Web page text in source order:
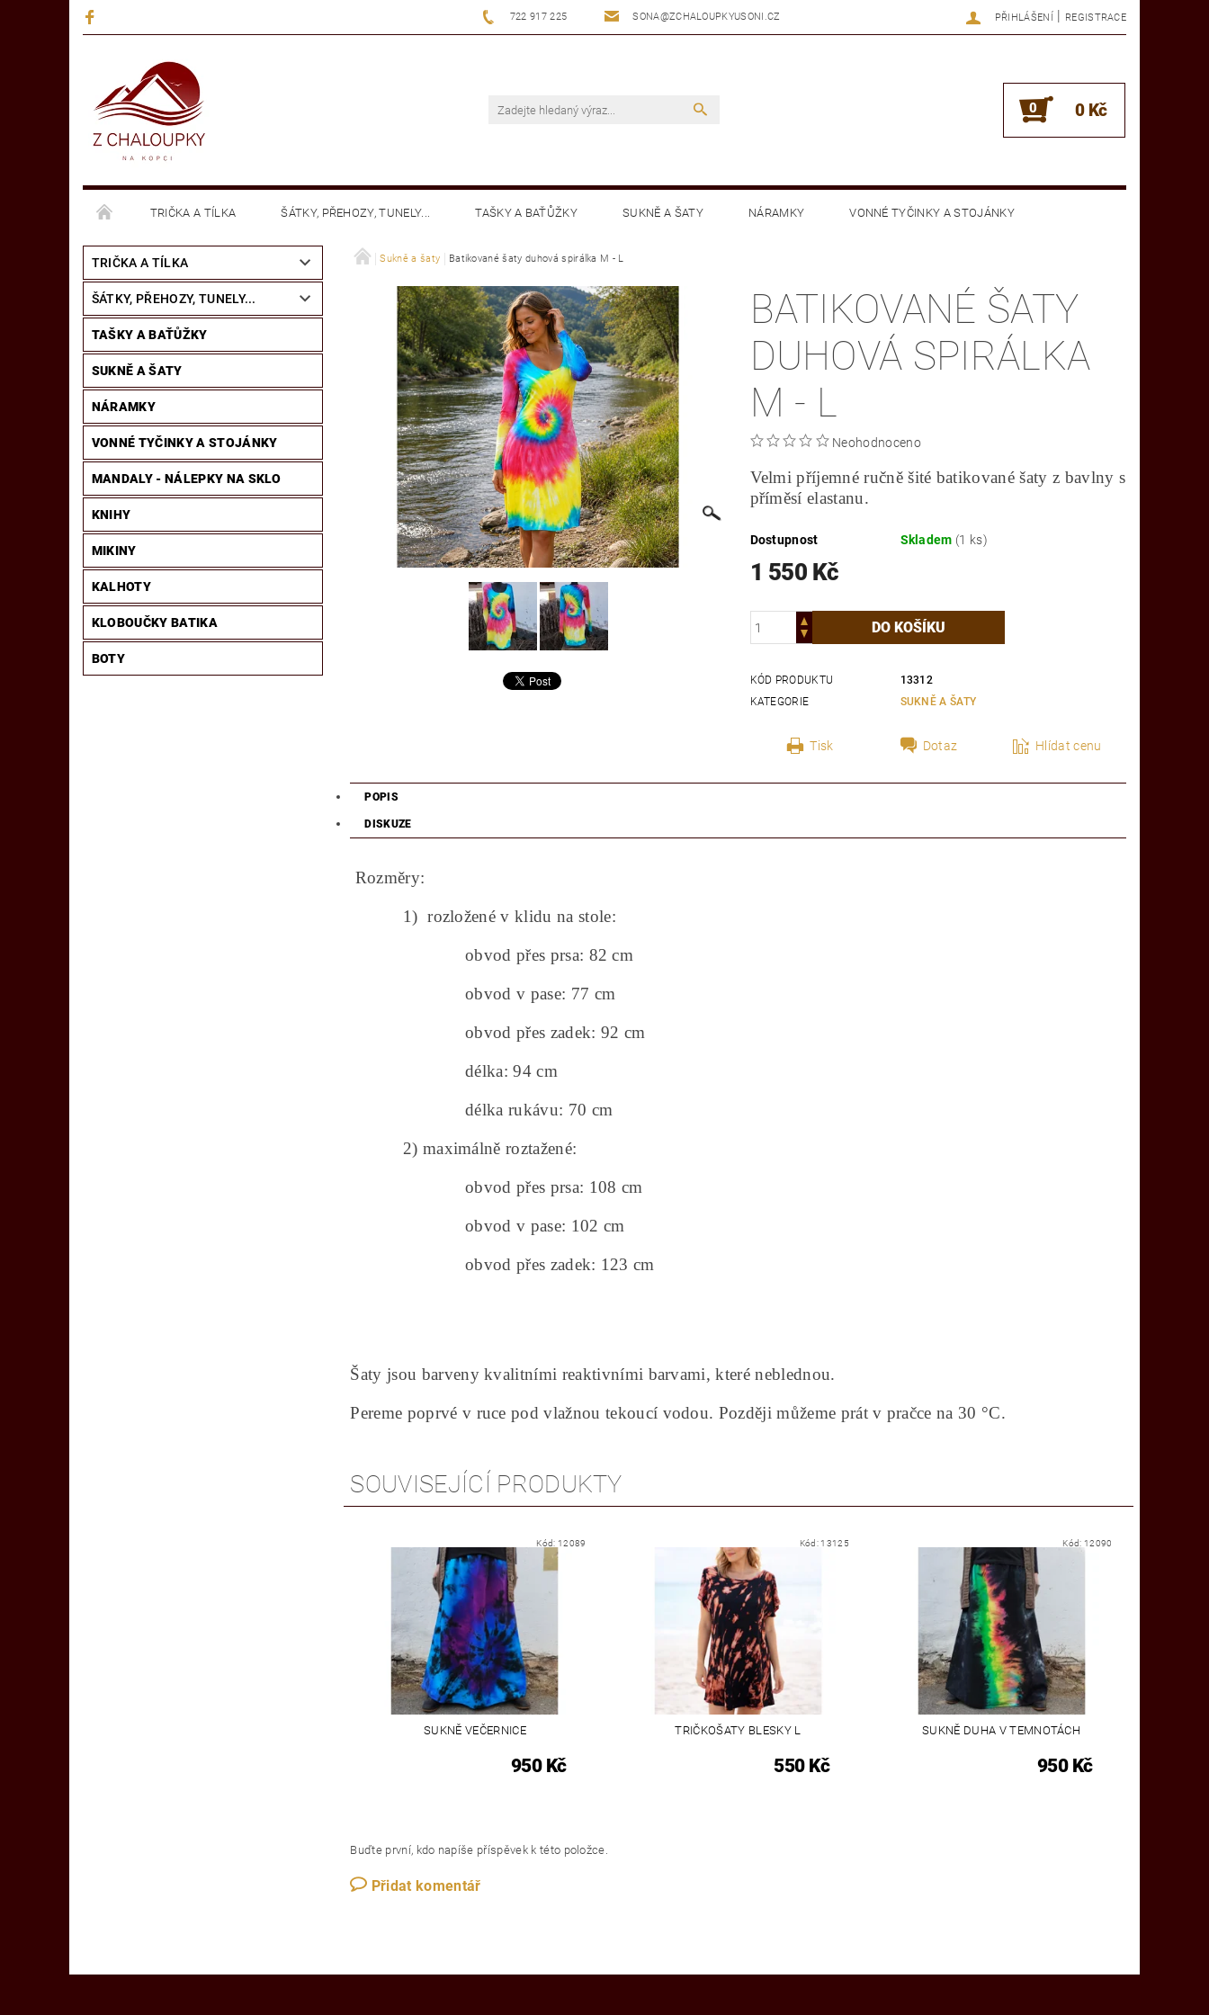
722 917 225 SONA@ZCHALOUPKYUSONI.CZ PŘIHLÁŠENÍ | REGISTRACE
0 0 Kč
TRIČKA A TÍLKA ŠÁTKY, PŘEHOZY, TUNELY... TAŠKY A BAŤŮŽKY SUKNĚ A ŠATY NÁRAMKY VONNÉ TYČINKY A STOJÁNKY
MANDALY - NÁLEPKY NA SKLO MIKINY KALHOTY KLOBOUČKY BATIKA
TRIČKA A TÍLKA
ŠÁTKY, PŘEHOZY, TUNELY...
TAŠKY A BAŤŮŽKY
SUKNĚ A ŠATY
NÁRAMKY
VONNÉ TYČINKY A STOJÁNKY
MANDALY - NÁLEPKY NA SKLO
KNIHY
MIKINY
KALHOTY
KLOBOUČKY BATIKA
BOTY
Sukně a šaty Batikované šaty duhová spirálka M - L
BATIKOVANÉ ŠATY
DUHOVÁ SPIRÁLKA
M - L
Neohodnoceno
Velmi příjemné ručně šité batikované šaty z bavlny s
příměsí elastanu.
Dostupnost Skladem (1 ks)
1 550 Kč
KÓD PRODUKTU
13312
KATEGORIE
SUKNĚ A ŠATY
Tisk Dotaz Hlídat cenu
POPIS
DISKUZE
Rozměry:
1) rozložené v klidu na stole:
obvod přes prsa: 82 cm
obvod v pase: 77 cm
obvod přes zadek: 92 cm
délka: 94 cm
délka rukávu: 70 cm
2) maximálně roztažené:
obvod přes prsa: 108 cm
obvod v pase: 102 cm
obvod přes zadek: 123 cm
Šaty jsou barveny kvalitními reaktivními barvami, které neblednou.
Pereme poprvé v ruce pod vlažnou tekoucí vodou. Později můžeme prát v pračce na 30 °C.
SOUVISEJÍCÍ PRODUKTY
Kód: 12089
SUKNĚ VEČERNICE
950 Kč
Kód: 13125
TRIČKOŠATY BLESKY L
550 Kč
Kód: 12090
SUKNĚ DUHA V TEMNOTÁCH
950 Kč
Buďte první, kdo napíše příspěvek k této položce.
Přidat komentář